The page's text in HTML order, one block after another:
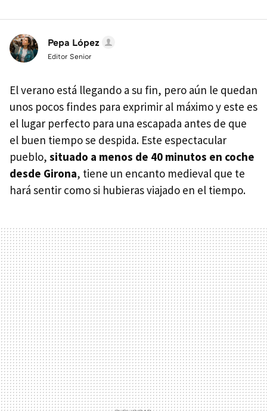
Pepa López
Editor Senior
El verano está llegando a su fin, pero aún le quedan
unos pocos findes para exprimir al máximo y este es
el lugar perfecto para una escapada antes de que
el buen tiempo se despida. Este espectacular
pueblo, situado a menos de 40 minutos en coche
desde Girona, tiene un encanto medieval que te
hará sentir como si hubieras viajado en el tiempo.